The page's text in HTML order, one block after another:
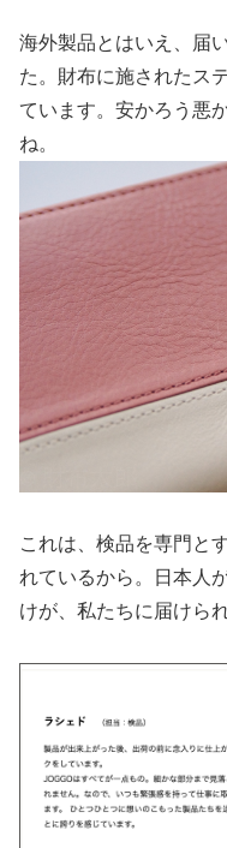
海外製品とはいえ、届
た。財布に施されたス
ています。安かろう悪
ね。
これは、検品を専門と
れているから。日本人
けが、私たちに届けら